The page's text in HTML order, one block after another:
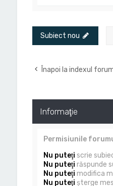
Subiect nou
Înapoi la indexul
Informaţie
Permisiunile
Nu puteţi scrie
Nu puteţi răspunde
Nu puteţi modifica
Nu puteţi şterge